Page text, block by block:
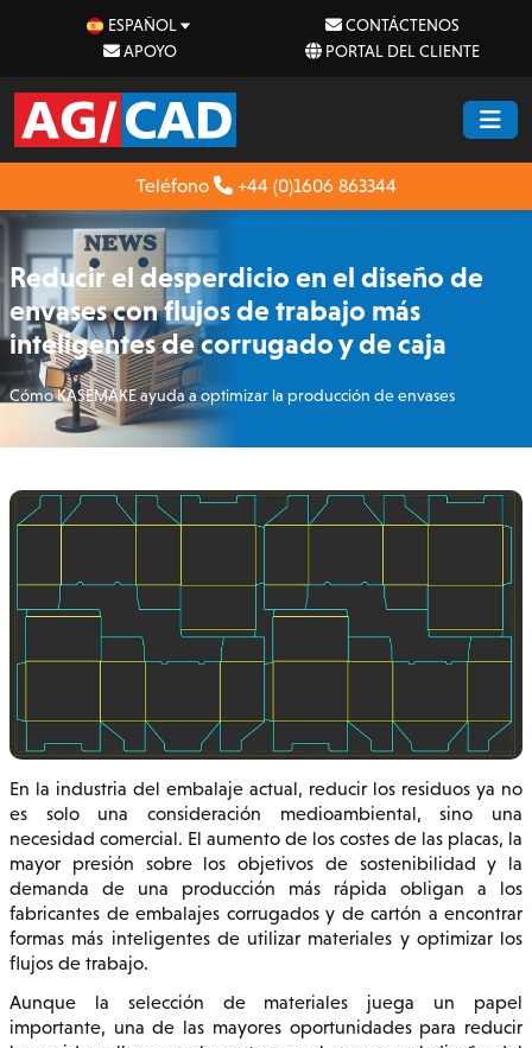
ESPAÑOL
CONTÁCTENOS
APOYO
PORTAL DEL CLIENTE
Teléfono +44 (0)1606 863344
Reducir el desperdicio en el diseño de
envases con flujos de trabajo más
inteligentes de corrugado y de caja
Cómo KASEMAKE ayuda a optimizar la producción de envases
En la industria del embalaje actual, reducir los residuos ya no
es solo una consideración medioambiental, sino una
necesidad comercial. El aumento de los costes de las placas, la
mayor presión sobre los objetivos de sostenibilidad y la
demanda de una producción más rápida obligan a los
fabricantes de embalajes corrugados y de cartón a encontrar
formas más inteligentes de utilizar materiales y optimizar los
flujos de trabajo.
Aunque la selección de materiales juega un papel
importante, una de las mayores oportunidades para reducir